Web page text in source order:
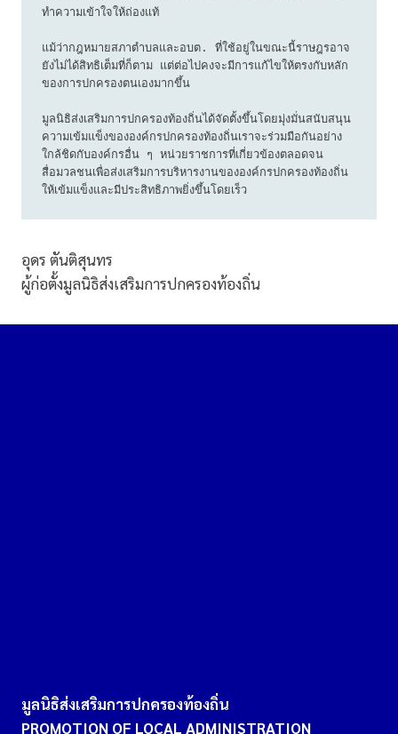
ทำความเข้าใจให้ถ่องแท้
แม้ว่ากฎหมายสภาตำบลและอบต. ที่ใช้อยู่ในขณะนี้ราษฎรอาจ
ยังไม่ได้สิทธิเต็มที่ก็ตาม แต่ต่อไปคงจะมีการแก้ไขให้ตรงกับหลัก
ของการปกครองตนเองมากขึ้น
มูลนิธิส่งเสริมการปกครองท้องถิ่นได้จัดตั้งขึ้นโดยมุ่งมั่นสนับสนุน
ความเข้มแข็งขององค์กรปกครองท้องถิ่นเราจะร่วมมือกันอย่าง
ใกล้ชิดกับองค์กรอื่น ๆ หน่วยราชการที่เกี่ยวข้องตลอดจน
สื่อมวลชนเพื่อส่งเสริมการบริหารงานขององค์กรปกครองท้องถิ่น
ให้เข้มแข็งและมีประสิทธิภาพยิ่งขึ้นโดยเร็ว
อุดร ตันติสุนทร
ผู้ก่อตั้งมูลนิธิส่งเสริมการปกครองท้องถิ่น
มูลนิธิส่งเสริมการปกครองท้องถิ่น
PROMOTION OF LOCAL ADMINISTRATION